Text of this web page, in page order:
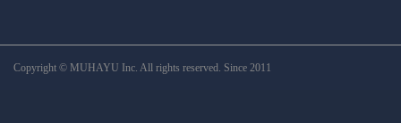
Copyright © MUHAYU Inc. All rights reserved. Since 2011